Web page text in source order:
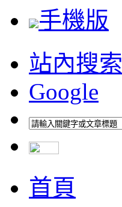
手機版
站內搜索
Google
首頁